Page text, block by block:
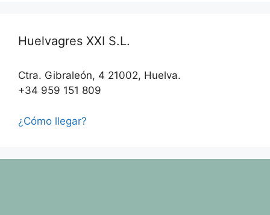
Huelvagres XXI S.L.
Ctra. Gibraleón, 4 21002, Huelva.
+34 959 151 809
¿Cómo llegar?